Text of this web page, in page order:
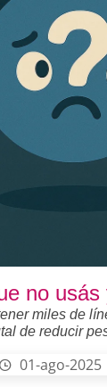
no
miles de
de reducir
01-ago-2025